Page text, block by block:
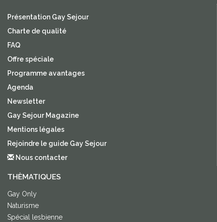
Présentation Gay Sejour
Charte de qualité
FAQ
Offre spéciale
Programme avantages
Agenda
Newsletter
Gay Sejour Magazine
Mentions légales
Rejoindre le guide Gay Sejour
Nous contacter
THÈMATIQUES
Gay Only
Naturisme
Spécial lesbienne